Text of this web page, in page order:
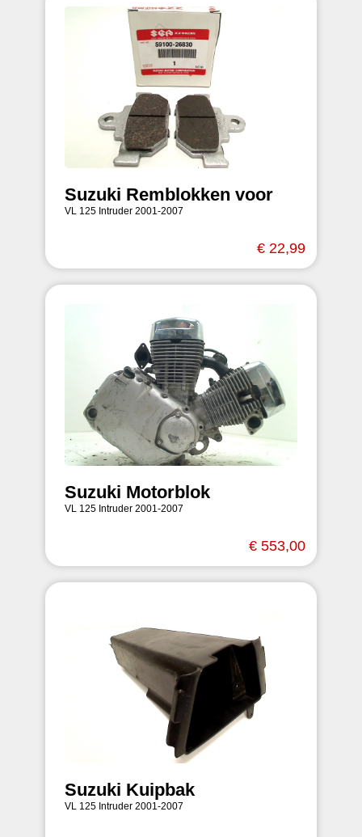
Suzuki Remblokken voor
VL 125 Intruder 2001-2007
€ 22,99
Suzuki Motorblok
VL 125 Intruder 2001-2007
€ 553,00
Suzuki Kuipbak
VL 125 Intruder 2001-2007